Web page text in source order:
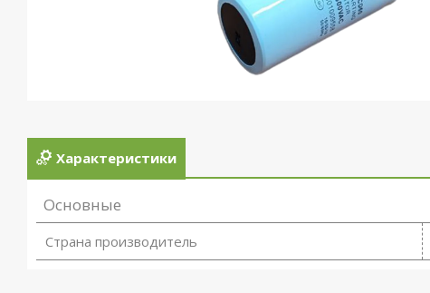
Характеристики
Основные
Страна производитель